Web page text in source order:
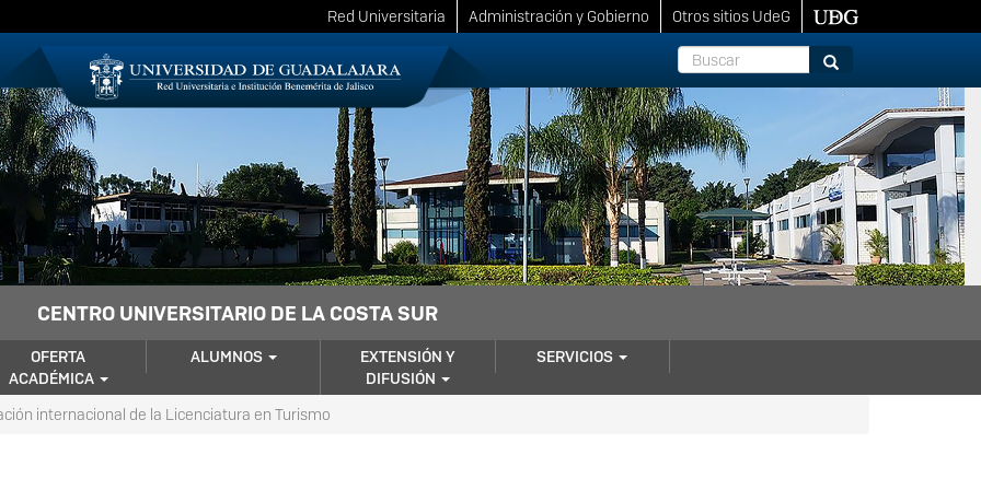
Red Universitaria Administración y Gobierno
Otros sitios UdeG
Buscar
Buscar
CENTRO UNIVERSITARIO DE LA COSTA SUR
OFERTA
ACADÉMICA
ALUMNOS
EXTENSIÓN Y
DIFUSIÓN
SERVICIOS
internacional de la Licenciatura en Turismo